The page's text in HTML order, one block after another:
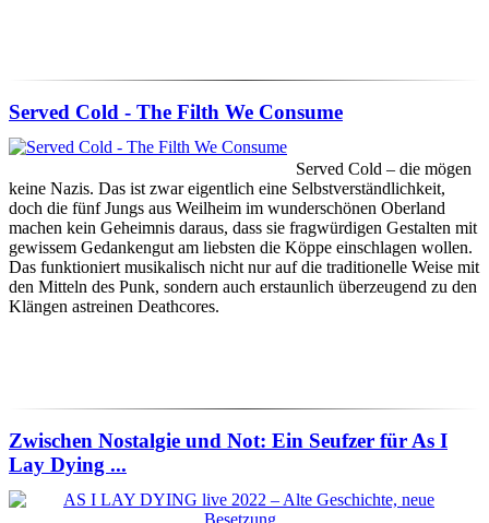
Served Cold - The Filth We Consume
Served Cold – die mögen
keine Nazis. Das ist zwar eigentlich eine Selbstverständlichkeit,
doch die fünf Jungs aus Weilheim im wunderschönen Oberland
machen kein Geheimnis daraus, dass sie fragwürdigen Gestalten mit
gewissem Gedankengut am liebsten die Köppe einschlagen wollen.
Das funktioniert musikalisch nicht nur auf die traditionelle Weise mit
den Mitteln des Punk, sondern auch erstaunlich überzeugend zu den
Klängen astreinen Deathcores.
Zwischen Nostalgie und Not: Ein Seufzer für As I
Lay Dying ...